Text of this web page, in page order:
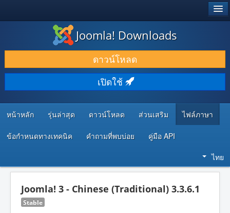
ดาวน์โหลด & ส่วนเสริม
ค้นคว้า & เรียนรู้
ชุมชน & สนับสนุน
ทรัพยากรสำหรับนักพัฒนา
Joomla! Downloads
ดาวน์โหลด
เปิดใช้
หน้าหลัก รุ่นล่าสุด ดาวน์โหลด ส่วนเสริม ไฟล์ภาษา
ข้อกำหนดทางเทคนิค คำถามที่พบบ่อย คู่มือ API
ไทย
Joomla! 3 - Chinese (Traditional) 3.3.6.1
Stable